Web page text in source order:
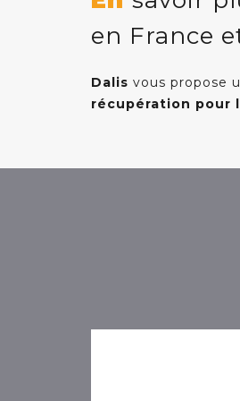
en France
Dalis vous propose
récupération pour